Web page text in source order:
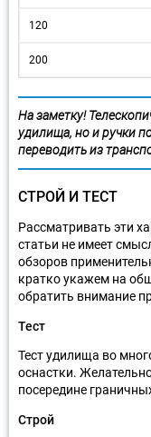
120
200
На заметку!
удилища, но и ручки
переводить из
СТРОЙ И ТЕСТ
Рассматривать эти
статьи не имеет
обзоров
кратко укажем на
обратить внимание
Тест
Тест удилища во
оснастки.
посередине
Строй